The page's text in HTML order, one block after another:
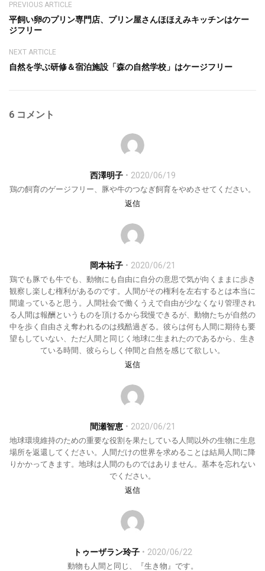
PREVIOUS ARTICLE
平飼い卵のプリン専門店、プリン屋さんほほえみキッチンはケー
ジフリー
NEXT ARTICLE
自然を学ぶ研修＆宿泊施設「森の自然学校」はケージフリー
6 コメント
西澤明子 2020/06/19
鶏の飼育のゲージフリー、豚や牛のつなぎ飼育をやめさせてください。
返信
岡本祐子 2020/06/21
鶏でも豚でも牛でも、動物にも自由に自分の意思で気が向くままに歩き
観察し楽しむ権利があるのです。人間がその権利を左右するとは本当に
間違っていると思う。人間社会で働くうえで自由が少なくなり管理され
る人間は報酬というものを頂けるから我慢できるが、動物たちが自然の
中を歩く自由さえ奪われるのは残酷過ぎる。彼らは何も人間に期待も要
望もしていない、ただ人間と同じく地球に生まれたのであるから、生き
ている時間、彼ららしく仲間と自然を感じて欲しい。
返信
間瀬智恵 2020/06/21
地球環境維持のための重要な役割を果たしている人間以外の生物に生息
場所を返還してください。人間だけの世界を求めることは結局人間に降
りかかってきます。地球は人間のものではありません。基本を忘れない
でください。
返信
トゥーザラン玲子 2020/06/22
動物も人間と同じ、『生き物』です。